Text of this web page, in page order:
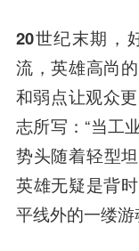
20世纪末期，
流，英雄高尚
和弱点让观众
志所写：“当工
势头随着轻型
英雄无疑是背
平线外的一缕游